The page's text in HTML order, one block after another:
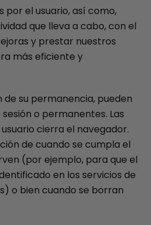
por el usuario, así como,
que lleva a cabo, con el
y prestar nuestros
más eficiente y
de su permanencia, pueden
o permanentes. Las
cierra el navegador.
de cuando se cumpla el
(por ejemplo, para que el
en los servicios de
o bien cuando se borran